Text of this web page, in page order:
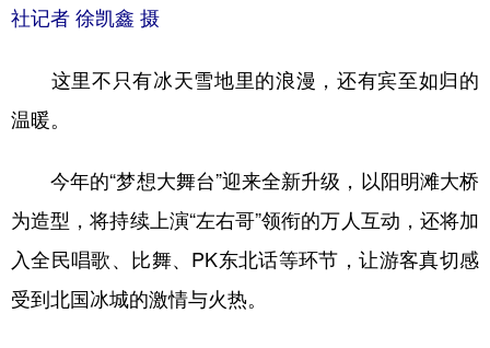
社记者 徐凯鑫 摄
这里不只有冰天雪地里的浪漫，还有宾至如归的
温暖。
今年的“梦想大舞台”迎来全新升级，以阳明滩大桥
为造型，将持续上演“左右哥”领衔的万人互动，还将加
入全民唱歌、比舞、PK东北话等环节，让游客真切感
受到北国冰城的激情与火热。